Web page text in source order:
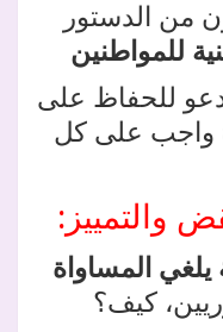
من الدستور
للمواطنين
تدعو للحفاظ على
واجب على كل
والتمييز:
المساواة
كيف؟